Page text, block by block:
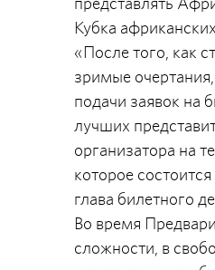
Кубка
«После того, как
зримые
подачи заявок на
лучших
организатора на
которое
глава билетного
Во время
сложности, в